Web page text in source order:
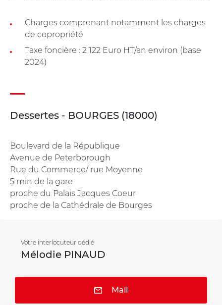
Charges comprenant notamment les charges
de copropriété
Taxe foncière : 2 122 Euro HT/an environ (base
2024)
Dessertes - BOURGES (18000)
Boulevard de la République
Avenue de Peterborough
Rue du Commerce/ rue Moyenne
5 min de la gare
proche du Palais Jacques Coeur
proche de la Cathédrale de Bourges
Votre interlocuteur dédié
Mélodie PINAUD
Mail